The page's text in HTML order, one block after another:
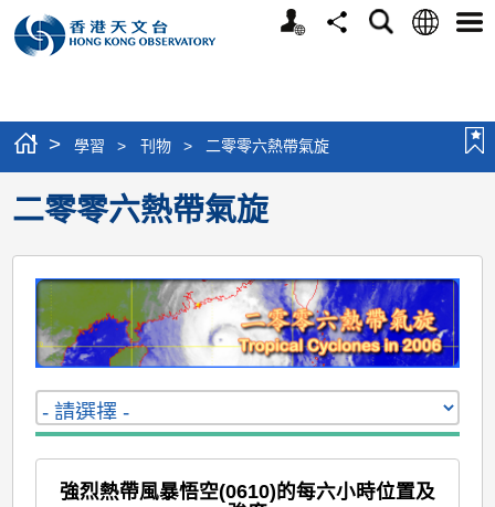
個
分
搜
語
選
> 學習 > 刊物 > 二零零六熱帶氣旋
二零零六熱帶氣旋
強烈熱帶風暴悟空(0610)的每六小時位置及